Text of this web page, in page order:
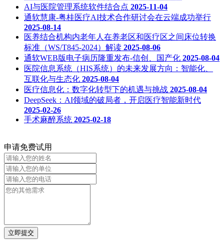
AI与医院管理系统软件结合点 2025-11-04
通软慧康-粤桂医疗AI技术合作研讨会在云端成功举行
2025-08-14
医养结合机构内老年人在养老区和医疗区之间床位转换
标准（WS/T845-2024）解读 2025-08-06
通软WEB版电子病历隆重发布-信创、国产化 2025-08-04
医院信息系统（HIS系统）的未来发展方向：智能化、
互联化与生态化 2025-08-04
医疗信息化：数字化转型下的机遇与挑战 2025-08-04
DeepSeek：AI领域的破局者，开启医疗智能新时代
2025-02-26
手术麻醉系统 2025-02-18
申请免费试用
立即提交